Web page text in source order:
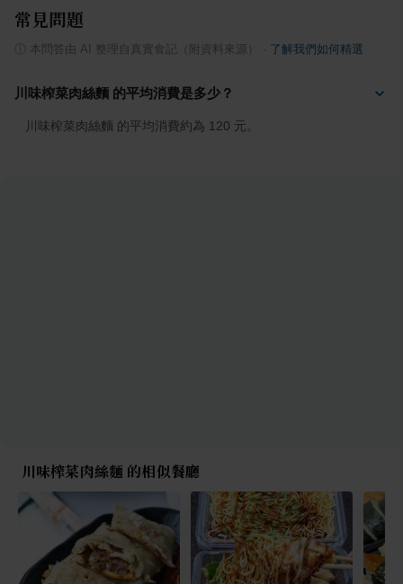
常見問題
本問答由 AI 整理自真實食記（附資料來源） 了解我們如何精選
川味榨菜肉絲麵 的平均消費是多少？
川味榨菜肉絲麵 的平均消費約為 120 元。
川味榨菜肉絲麵 的相似餐廳